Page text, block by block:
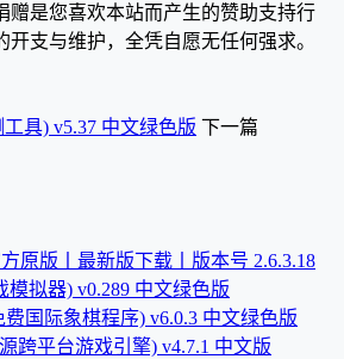
赠是您喜欢本站而产生的赞助支持行
开支与维护，全凭自愿无任何强求。
具) v5.37 中文绿色版 下一篇
原版丨最新版下载丨版本号 2.6.3.18
拟器) v0.289 中文绿色版
费国际象棋程序) v6.0.3 中文绿色版
跨平台游戏引擎) v4.7.1 中文版